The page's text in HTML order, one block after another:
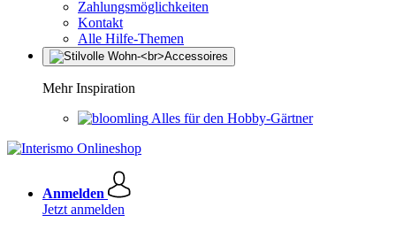
Zahlungsmöglichkeiten
Kontakt
Alle Hilfe-Themen
Mehr Inspiration
Alles für den Hobby-Gärtner
Anmelden
Jetzt anmelden